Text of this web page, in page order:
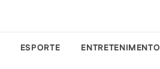
ESPORTE ENTRETENIMENTO